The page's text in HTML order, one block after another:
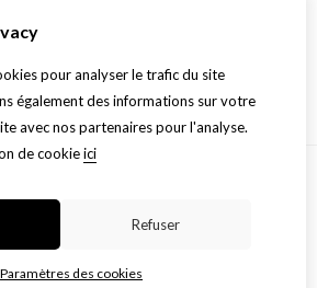
pour analyser le trafic du site
également des informations sur votre
avec nos partenaires pour l'analyse.
de cookieici
Refuser
Paramètres des cookies